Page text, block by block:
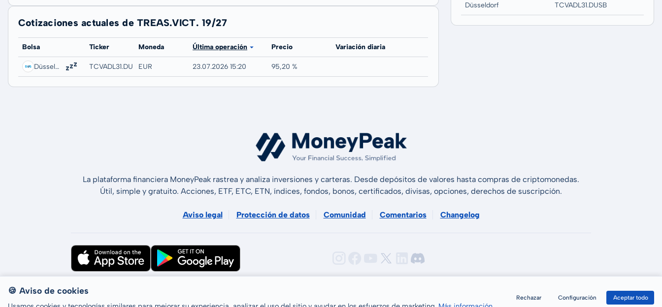
Cotizaciones actuales de TREAS.VICT. 19/27
Bolsa Ticker Moneda Última operación Precio Variación diaria
Düsseldorf TCVADL31.DUSBEUR 23.07.2026 15:20 95,20 %
Düsseldorf TCVADL31.DUSB
La plataforma financiera MoneyPeak rastrea y analiza inversiones y carteras. Desde depósitos de valores hasta compras de criptomonedas.
Útil, simple y gratuito. Acciones, ETF, ETC, ETN, índices, fondos, bonos, certificados, divisas, opciones, derechos de suscripción.
Aviso legal Protección de datos Comunidad Comentarios Changelog
Todos los derechos reservados © LCP GmbH 2026
🍪 Aviso de cookies
Rechazar Configuración Aceptar todo